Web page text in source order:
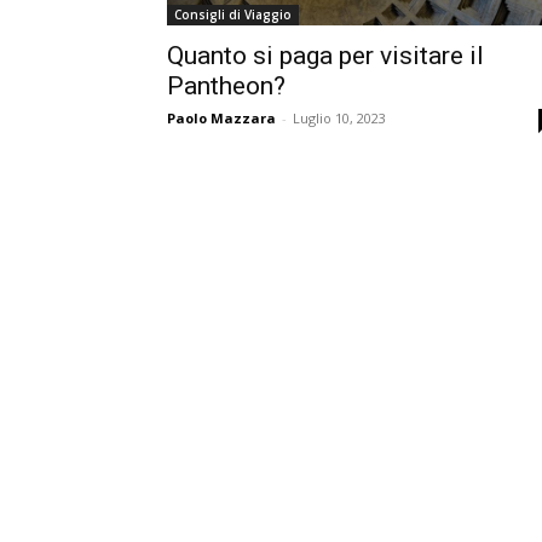
Consigli di Viaggio
Quanto si paga per visitare il
Pantheon?
Paolo Mazzara - Luglio 10, 2023